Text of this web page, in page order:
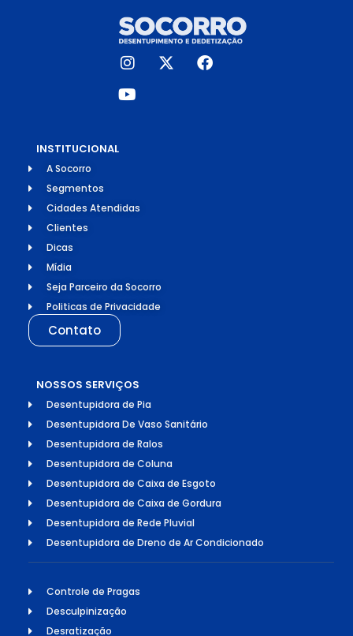
INSTITUCIONAL
A Socorro
Segmentos
Cidades Atendidas
Clientes
Dicas
Mídia
Seja Parceiro da Socorro
Politicas de Privacidade
Contato
NOSSOS SERVIÇOS
Desentupidora de Pia
Desentupidora De Vaso Sanitário
Desentupidora de Ralos
Desentupidora de Coluna
Desentupidora de Caixa de Esgoto
Desentupidora de Caixa de Gordura
Desentupidora de Rede Pluvial
Desentupidora de Dreno de Ar Condicionado
Controle de Pragas
Desculpinização
Desratização